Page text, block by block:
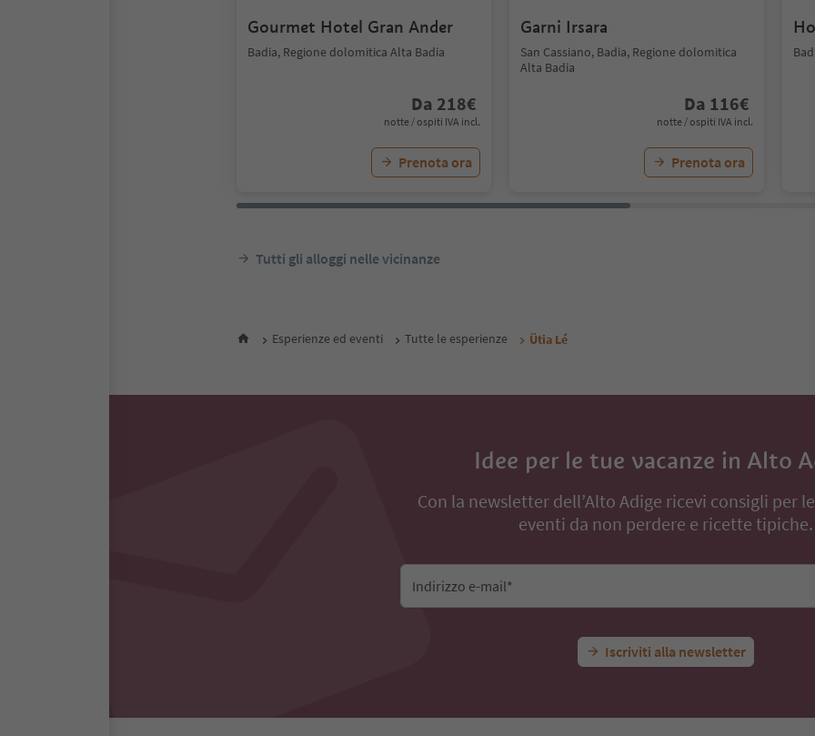
Gourmet Hotel Gran Ander
Badia, Regione dolomitica Alta Badia
Da 218€
notte / ospiti IVA incl.
Prenota ora
Garni Irsara
San Cassiano, Badia, Regione dolomitica
Alta Badia
Da 116€
notte / ospiti IVA incl.
Prenota ora
Tutti gli alloggi nelle vicinanze
Esperienze ed eventi Tutte le esperienze Ütia Lé
Idee per le tue vacanze in Alto
Con la newsletter dell’Alto Adige ricevi consigli per
eventi da non perdere e ricette tipiche.
Indirizzo e-mail*
Iscriviti alla newsletter